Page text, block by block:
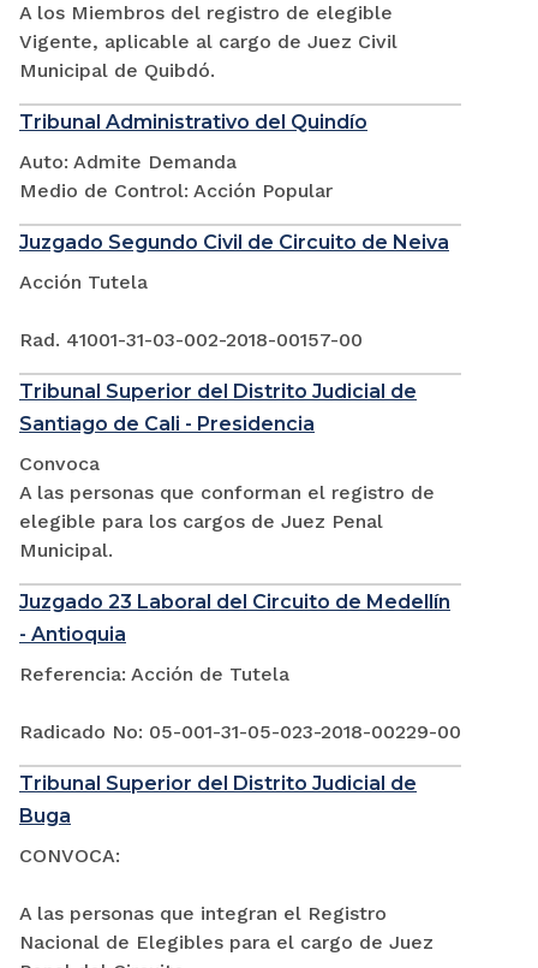
A los Miembros del registro de elegible
Vigente, aplicable al cargo de Juez Civil
Municipal de Quibdó.
Tribunal Administrativo del Quindío
Auto: Admite Demanda
Medio de Control: Acción Popular
Juzgado Segundo Civil de Circuito de Neiva
Acción Tutela
Rad. 41001-31-03-002-2018-00157-00
Tribunal Superior del Distrito Judicial de
Santiago de Cali - Presidencia
Convoca
A las personas que conforman el registro de
elegible para los cargos de Juez Penal
Municipal.
Juzgado 23 Laboral del Circuito de Medellín
- Antioquia
Referencia: Acción de Tutela
Radicado No: 05-001-31-05-023-2018-00229-00
Tribunal Superior del Distrito Judicial de
Buga
CONVOCA:
A las personas que integran el Registro
Nacional de Elegibles para el cargo de Juez